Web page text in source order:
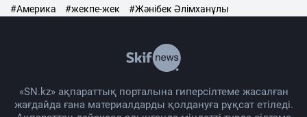
#Америка #жекпе-жек #Жәнібек Әлімханұлы
«SN.kz» ақпараттық порталына гиперсілтеме жасалған
жағдайда ғана материалдарды қолдануға рұқсат етіледі.